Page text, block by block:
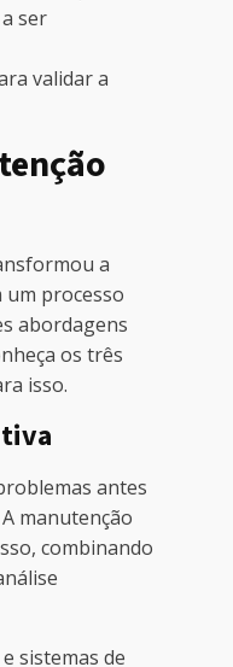
ser
validar a
a
processo
abordagens
os três
isso.
antes
manutenção
combinando
sistemas de